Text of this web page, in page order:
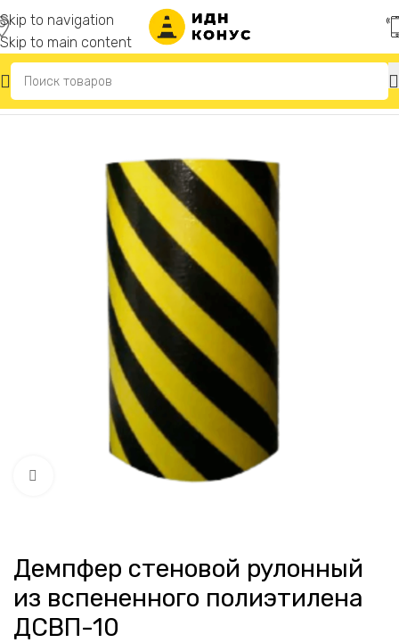
Skip to navigation
Skip to main content
Главная Резиновые отбойники для стен
Нажмите, чтобы увеличить
Демпфер стеновой рулонный
из вспененного полиэтилена
ДСВП-10